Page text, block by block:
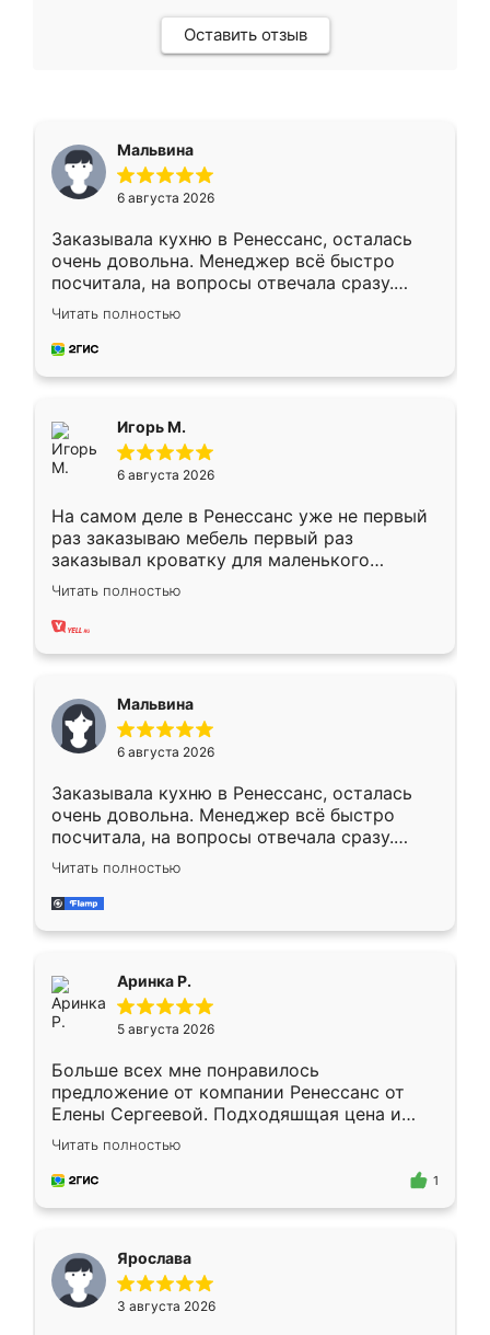
Оставить отзыв
Мальвина
6 августа 2026
Заказывала кухню в Ренессанс, осталась
очень довольна. Менеджер всё быстро
посчитала, на вопросы отвечала сразу.
Замерщик приехал в субботу, подошёл к
делу со всей ответственностью. Собрали
за день, ребята работали аккуратно, даже
Читать полностью
Игорь М.
6 августа 2026
На самом деле в Ренессанс уже не первый
раз заказываю мебель первый раз
заказывал кроватку для маленького
ребёнка при его рождении ,во второй раз
заказал шкаф-купе. По качеству очень
хорошее сборка достаточно быстрая,
меньше, здесь же он более разнообразный.
Мне нравится ,если что-то потребуется из
мебели буду заказывать только здесь.
Читать полностью
Мальвина
6 августа 2026
Заказывала кухню в Ренессанс, осталась
очень довольна. Менеджер всё быстро
посчитала, на вопросы отвечала сразу.
Замерщик приехал в субботу, подошёл к
делу со всей ответственностью. Собрали
за день, ребята работали аккуратно, даже
Читать полностью
Аринка Р.
5 августа 2026
Больше всех мне понравилось
предложение от компании Ренессанс от
Елены Сергеевой. Подходяшщая цена и
короткие сроки изготовления. Приехавший
для замера сотрудник Владислав
предложил по моему эскизу самый
Читать полностью
1
Ярослава
3 августа 2026